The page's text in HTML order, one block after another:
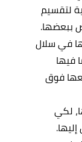
لتقسيم
ببعضها.
في سلال
فيها
فوق
لكي